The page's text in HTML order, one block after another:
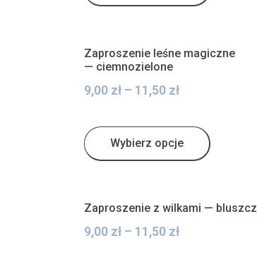
Zaproszenie leśne magiczne
— ciemnozielone
9,00 zł – 11,50 zł
Wybierz opcje
Zaproszenie z wilkami — bluszcz
9,00 zł – 11,50 zł